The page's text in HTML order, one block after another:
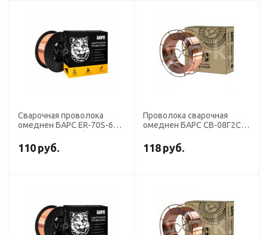
Сварочная проволока
омеднен БАРС ER-70S-6
15 кг аналог СВ-08ГС)
110 руб.
Проволока сварочная
омеднен БАРС СВ-08Г2С
18 кг К-300) СМС
118 руб.